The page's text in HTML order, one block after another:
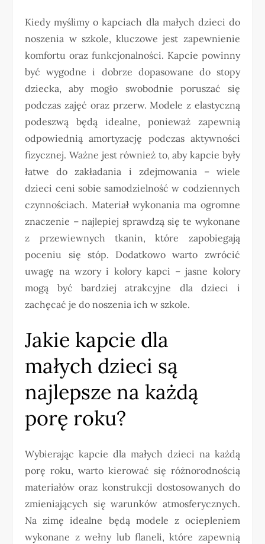
Kiedy myślimy o kapciach dla małych dzieci do
noszenia w szkole, kluczowe jest zapewnienie
komfortu oraz funkcjonalności. Kapcie powinny
być wygodne i dobrze dopasowane do stopy
dziecka, aby mogło swobodnie poruszać się
podczas zajęć oraz przerw. Modele z elastyczną
podeszwą będą idealne, ponieważ zapewnią
odpowiednią amortyzację podczas aktywności
fizycznej. Ważne jest również to, aby kapcie były
łatwe do zakładania i zdejmowania – wiele
dzieci ceni sobie samodzielność w codziennych
czynnościach. Materiał wykonania ma ogromne
znaczenie – najlepiej sprawdzą się te wykonane
z przewiewnych tkanin, które zapobiegają
poceniu się stóp. Dodatkowo warto zwrócić
uwagę na wzory i kolory kapci – jasne kolory
mogą być bardziej atrakcyjne dla dzieci i
zachęcać je do noszenia ich w szkole.
Jakie kapcie dla
małych dzieci są
najlepsze na każdą
porę roku?
Wybierając kapcie dla małych dzieci na każdą
porę roku, warto kierować się różnorodnością
materiałów oraz konstrukcji dostosowanych do
zmieniających się warunków atmosferycznych.
Na zimę idealne będą modele z ociepleniem
wykonane z wełny lub flaneli, które zapewnią